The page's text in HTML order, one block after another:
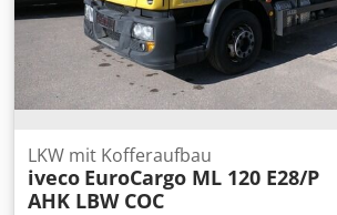
LKW mit Kofferaufbau
iveco EuroCargo ML 120 E28/P
AHK LBW COC